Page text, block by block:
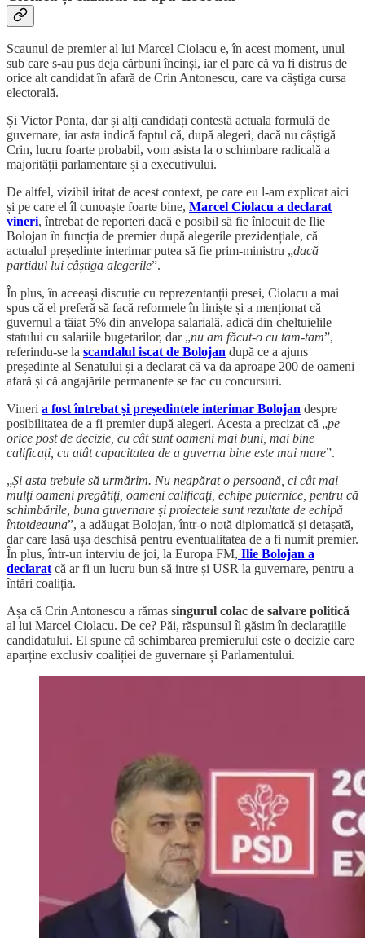
Scaunul de premier al lui Marcel Ciolacu e, în acest moment, unul
sub care s-au pus deja cărbuni încinși, iar el pare că va fi distrus de
orice alt candidat în afară de Crin Antonescu, care va câștiga cursa
electorală.
Și Victor Ponta, dar și alți candidați contestă actuala formulă de
guvernare, iar asta indică faptul că, după alegeri, dacă nu câștigă
Crin, lucru foarte probabil, vom asista la o schimbare radicală a
majorității parlamentare și a executivului.
De altfel, vizibil iritat de acest context, pe care eu l-am explicat aici
și pe care el îl cunoaște foarte bine, Marcel Ciolacu a declarat
vineri, întrebat de reporteri dacă e posibil să fie înlocuit de Ilie
Bolojan în funcția de premier după alegerile prezidențiale, că
actualul președinte interimar putea să fie prim-ministru „dacă
partidul lui câștiga alegerile”.
În plus, în aceeași discuție cu reprezentanții presei, Ciolacu a mai
spus că el preferă să facă reformele în liniște și a menționat că
guvernul a tăiat 5% din anvelopa salarială, adică din cheltuielile
statului cu salariile bugetarilor, dar „nu am făcut-o cu tam-tam”,
referindu-se la scandalul iscat de Bolojan după ce a ajuns
președinte al Senatului și a declarat că va da aproape 200 de oameni
afară și că angajările permanente se fac cu concursuri.
Vineri a fost întrebat și președintele interimar Bolojan despre
posibilitatea de a fi premier după alegeri. Acesta a precizat că „pe
orice post de decizie, cu cât sunt oameni mai buni, mai bine
calificați, cu atât capacitatea de a guverna bine este mai mare”.
„Și asta trebuie să urmărim. Nu neapărat o persoană, ci cât mai
mulți oameni pregătiți, oameni calificați, echipe puternice, pentru că
schimbările, buna guvernare și proiectele sunt rezultate de echipă
întotdeauna”, a adăugat Bolojan, într-o notă diplomatică și detașată,
dar care lasă ușa deschisă pentru eventualitatea de a fi numit premier.
În plus, într-un interviu de joi, la Europa FM, Ilie Bolojan a
declarat că ar fi un lucru bun să intre și USR la guvernare, pentru a
întări coaliția.
Așa că Crin Antonescu a rămas singurul colac de salvare politică
al lui Marcel Ciolacu. De ce? Păi, răspunsul îl găsim în declarațiile
candidatului. El spune că schimbarea premierului este o decizie care
aparține exclusiv coaliției de guvernare și Parlamentului.